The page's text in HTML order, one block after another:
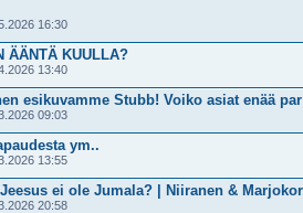
16:30
ÄÄNTÄ KUULLA?
13:40
esikuvamme Stubb! Voiko asiat enää par
09:03
ym..
13:55
ei ole Jumala? | Niiranen & Marjokor
20:58